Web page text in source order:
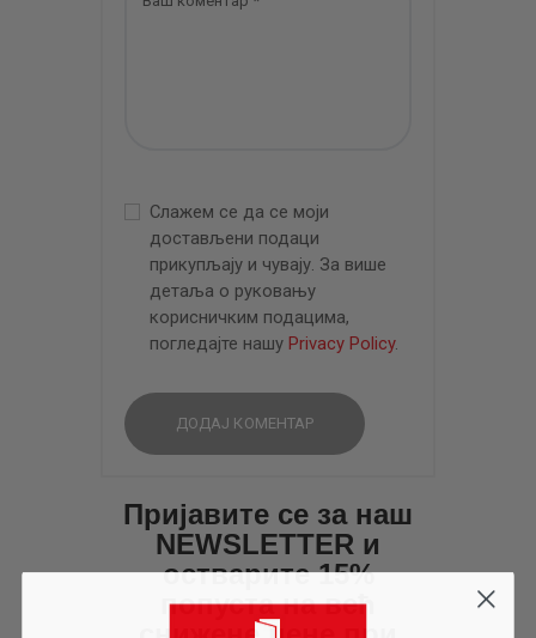
Слажем се да се моји
достављени подаци
прикупљају и чувају. За више
детаља о руковању
корисничким подацима,
погледајте нашу Privacy Policy.
Пријавите се за наш
NEWSLETTER и
остварите 15%
попуста на већ